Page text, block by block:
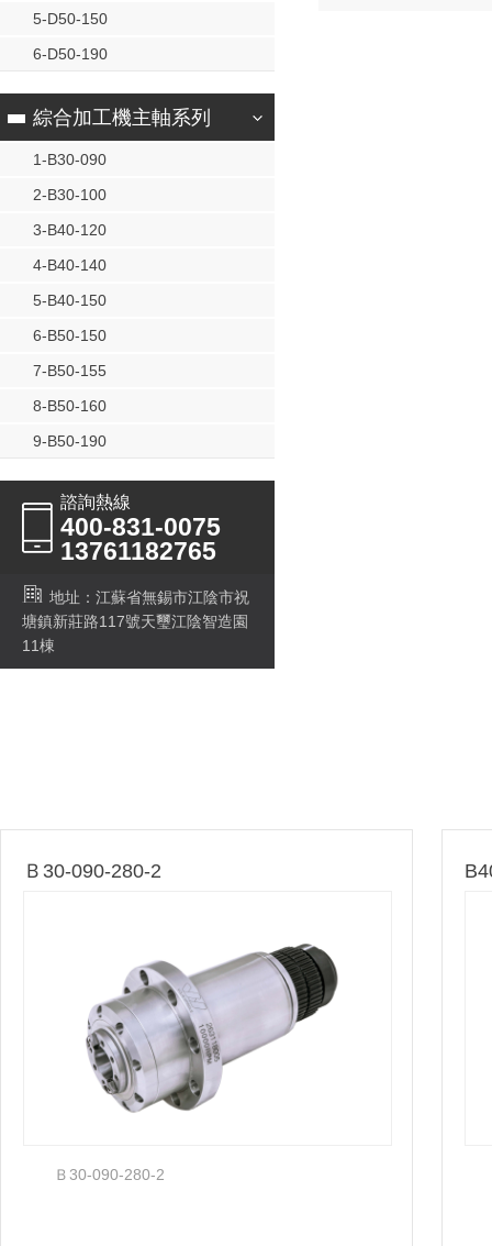
5-D50-150
6-D50-190
綜合加工機主軸系列
1-B30-090
2-B30-100
3-B40-120
4-B40-140
5-B40-150
6-B50-150
7-B50-155
8-B50-160
9-B50-190
諮詢熱線
400-831-0075
13761182765
地址：江蘇省無錫市江陰市祝
塘鎮新莊路117號天璽江陰智造園
11棟
Ｂ30-090-280-2
Ｂ30-090-280-2